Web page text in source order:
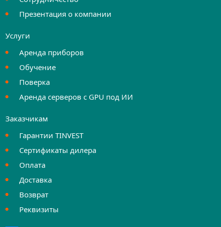
Презентация о компании
Услуги
Аренда приборов
Обучение
Поверка
Аренда серверов с GPU под ИИ
Заказчикам
Гарантии TINVEST
Сертификаты дилера
Оплата
Доставка
Возврат
Реквизиты